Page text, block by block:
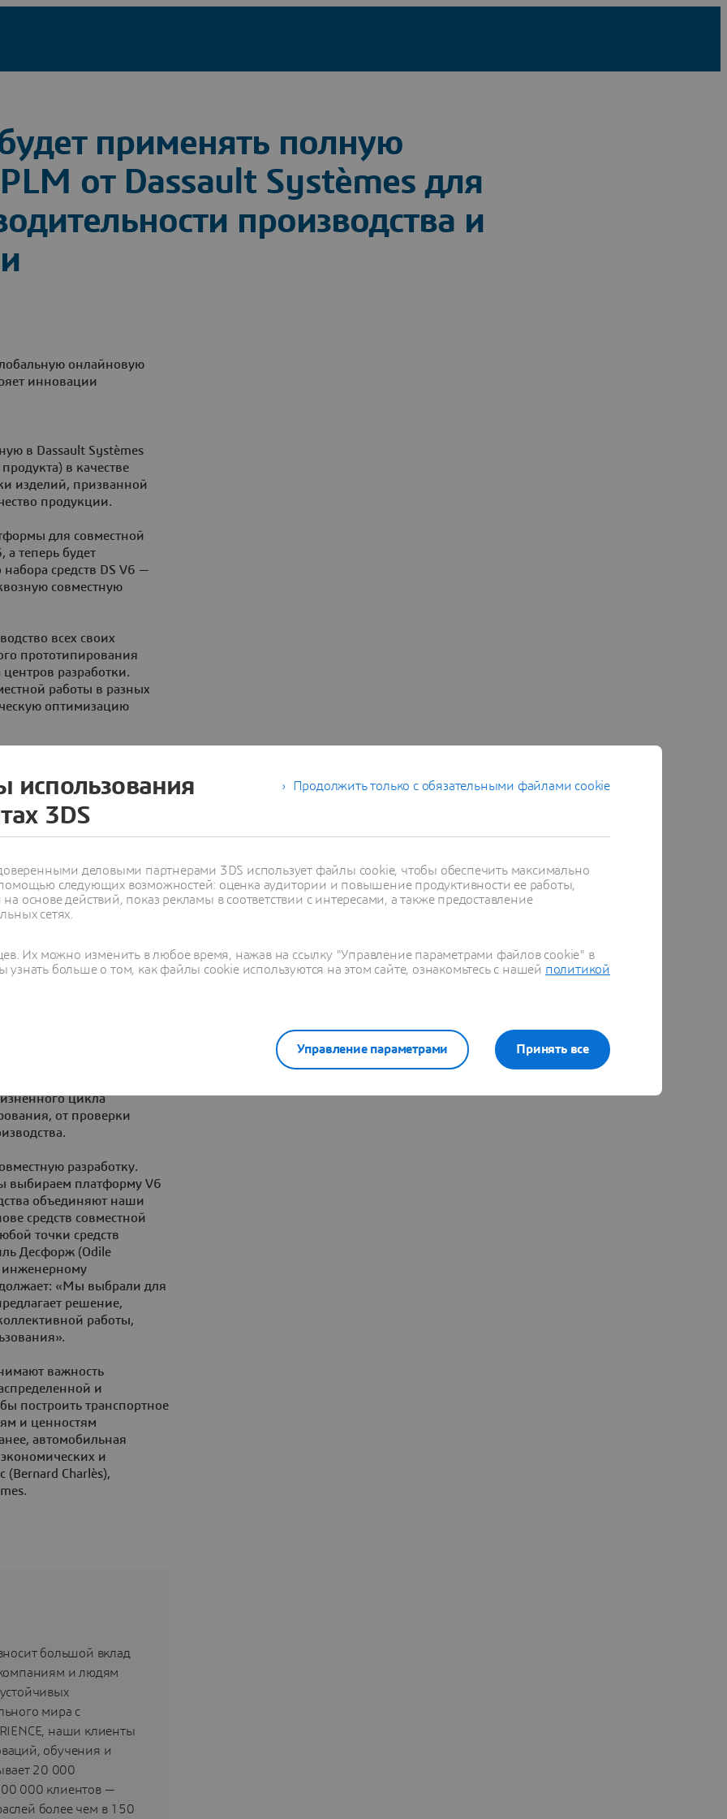
применять полную
от Dassault Systèmes для
производства и
онлайновую
инновации
в Dassault Systèmes
в качестве
изделий, призванной
продукции.
для совместной
а теперь будет
средств DS V6 —
совместную
всех своих
прототипирования
центров разработки.
работы в разных
оптимизацию
имеется три
в единую
для совместной
— на новейших
Ядром стратегии
продукта являются
в
разработки,
требованиями к
коллективной
а также обеспечение
данных между
планеты.
PLM-
обеспечивает
проверки
прототипированием.
принятия решений
цикла
от проверки
разработку.
выбираем платформу V6
объединяют наши
средств совместной
точки средств
Десфорж (Odile
инженерному
«Мы выбрали для
решение,
работы,
важность
и
построить транспортное
и ценностям
автомобильная
и
(Bernard Charlès),
большой вклад
и людям
мира с
наши клиенты
обучения и
20 000
000 клиентов —
более чем в 150
Продолжить только с обязательными файлами cookie
использования
3DS
деловыми партнерами 3DS использует файлы cookie, чтобы обеспечить максимально
следующих возможностей: оценка аудитории и повышение продуктивности ее работы,
основе действий, показ рекламы в соответствии с интересами, а также предоставление
сетях.
Их можно изменить в любое время, нажав на ссылку "Управление параметрами файлов cookie" в
больше о том, как файлы cookie используются на этом сайте, ознакомьтесь с нашей политикой
Принять все
Управление параметрами